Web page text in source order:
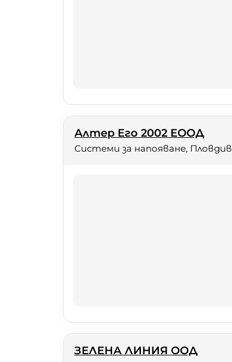
Алтер Его 2002 ЕООД
Системи за напояване, Пловдив
ЗЕЛЕНА ЛИНИЯ ООД